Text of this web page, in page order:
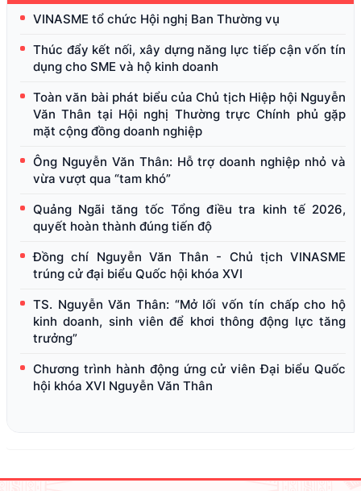
VINASME tổ chức Hội nghị Ban Thường vụ
Thúc đẩy kết nối, xây dựng năng lực tiếp cận vốn tín
dụng cho SME và hộ kinh doanh
Toàn văn bài phát biểu của Chủ tịch Hiệp hội Nguyễn
Văn Thân tại Hội nghị Thường trực Chính phủ gặp
mặt cộng đồng doanh nghiệp
Ông Nguyễn Văn Thân: Hỗ trợ doanh nghiệp nhỏ và
vừa vượt qua “tam khó”
Quảng Ngãi tăng tốc Tổng điều tra kinh tế 2026,
quyết hoàn thành đúng tiến độ
Đồng chí Nguyễn Văn Thân - Chủ tịch VINASME
trúng cử đại biểu Quốc hội khóa XVI
TS. Nguyễn Văn Thân: “Mở lối vốn tín chấp cho hộ
kinh doanh, sinh viên để khơi thông động lực tăng
trưởng”
Chương trình hành động ứng cử viên Đại biểu Quốc
hội khóa XVI Nguyễn Văn Thân